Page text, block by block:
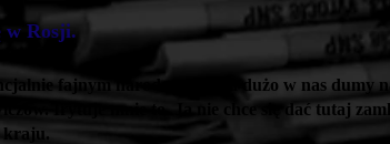
w Rosji.
fajnym narodem. Ale za dużo w nas dumy
Irytuje mnie to. Ja nie chce się dać tutaj
kraju.